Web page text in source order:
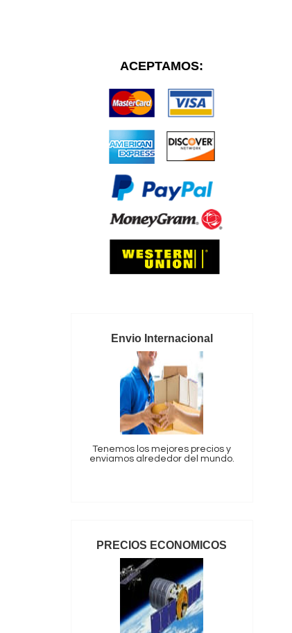
ACEPTAMOS:
Envio Internacional
Tenemos los mejores precios y
enviamos alrededor del mundo.
PRECIOS ECONOMICOS